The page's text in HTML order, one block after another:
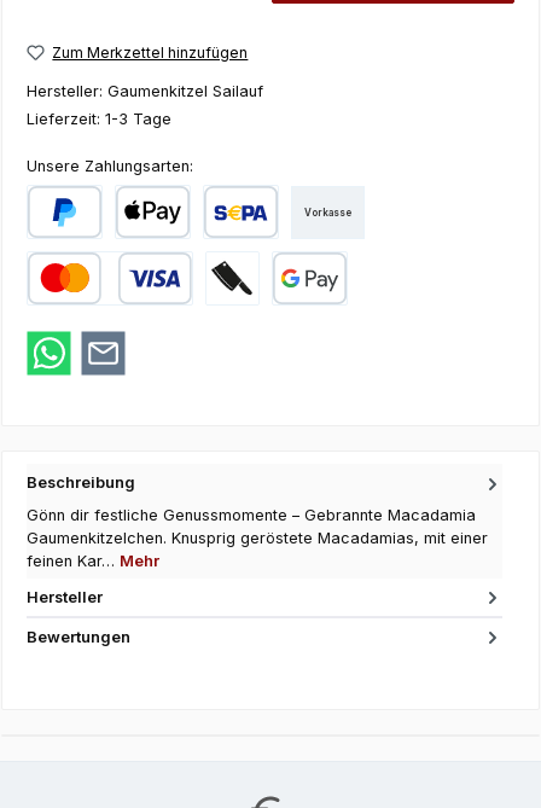
Zum Merkzettel hinzufügen
Hersteller: Gaumenkitzel Sailauf
Lieferzeit: 1-3 Tage
Unsere Zahlungsarten:
PayPal Apple Pay SEPA Lastschrift
Vorkasse
Beschreibung
Gönn dir festliche Genussmomente – Gebrannte Macadamia
Gaumenkitzelchen. Knusprig geröstete Macadamias, mit einer
feinen Kar… Mehr
Hersteller
Bewertungen